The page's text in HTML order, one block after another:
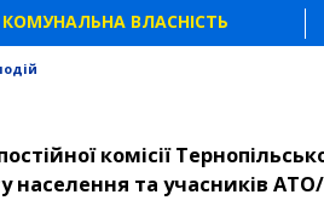
КОМУНАЛЬНА ВЛАСНІСТЬ
комісії
населення та учасників